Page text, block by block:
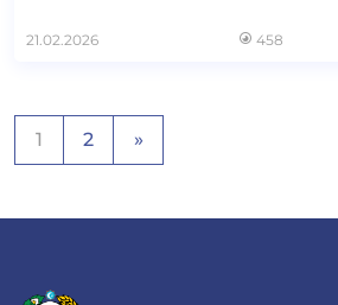
21.02.2026 458
Maqolalar
bo‘yicha
1 2 »